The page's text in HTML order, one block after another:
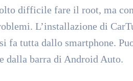
difficile fare il root, ma
L’installazione di
fa tutta dallo smartphone.
dalla barra di Android Auto.